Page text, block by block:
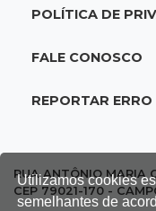
Utilizamos cookies
semelhantes de
19:56São
Suspeitos de
cotado a R$
POLÍTICA DE
FALE CONOSCO
REPORTAR ERRO
RUA ANTÔNIO MARIA
CEP 79021-170 -